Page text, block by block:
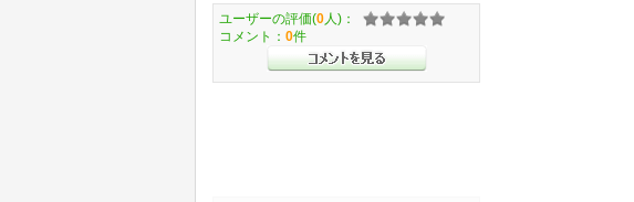
ユーザーの評価(0 人)：
コメント： 0件